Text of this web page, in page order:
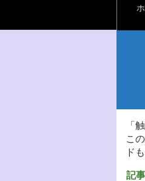
「
こ
ド
記